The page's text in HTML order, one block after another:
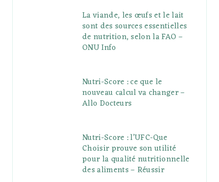
La viande, les œufs et le lait
sont des sources essentielles
de nutrition, selon la FAO –
ONU Info
Nutri-Score : ce que le
nouveau calcul va changer –
Allo Docteurs
Nutri-Score : l’UFC-Que
Choisir prouve son utilité
pour la qualité nutritionnelle
des aliments – Réussir